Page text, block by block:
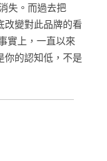
失。而過去把
改變對此品牌的看
實上，一直以來
你的認知低，不是